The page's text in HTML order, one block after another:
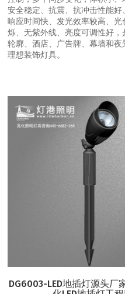
安全稳定、抗震、抗冲击性能好
响应时间快、发光效率较高、光
烁、无紫外线、亮度可调性好，
轮廓、酒店、广告牌、幕墙和夜
理想装饰灯具。
DG6003-LED地插灯源头厂